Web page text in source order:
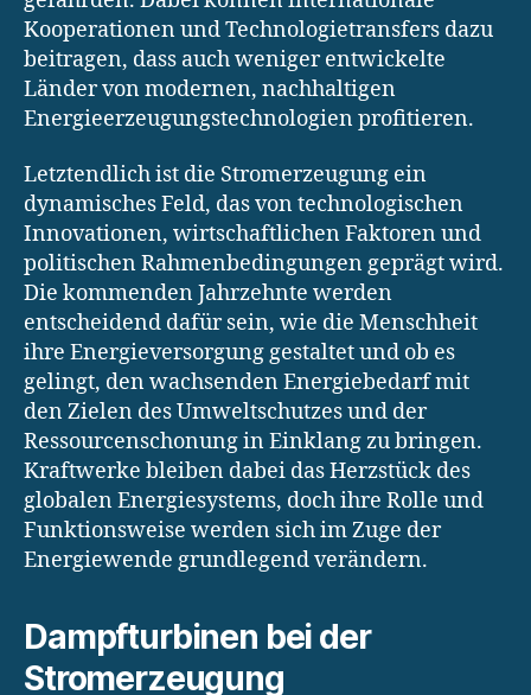
Kooperationen und Technologietransfers dazu
beitragen, dass auch weniger entwickelte
Länder von modernen, nachhaltigen
Energieerzeugungstechnologien profitieren.
Letztendlich ist die Stromerzeugung ein
dynamisches Feld, das von technologischen
Innovationen, wirtschaftlichen Faktoren und
politischen Rahmenbedingungen geprägt wird.
Die kommenden Jahrzehnte werden
entscheidend dafür sein, wie die Menschheit
ihre Energieversorgung gestaltet und ob es
gelingt, den wachsenden Energiebedarf mit
den Zielen des Umweltschutzes und der
Ressourcenschonung in Einklang zu bringen.
Kraftwerke bleiben dabei das Herzstück des
globalen Energiesystems, doch ihre Rolle und
Funktionsweise werden sich im Zuge der
Energiewende grundlegend verändern.
Dampfturbinen bei der
Stromerzeugung